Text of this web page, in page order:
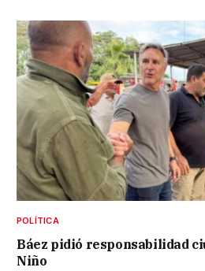
POLÍTICA
Báez pidió responsabilidad
Niño